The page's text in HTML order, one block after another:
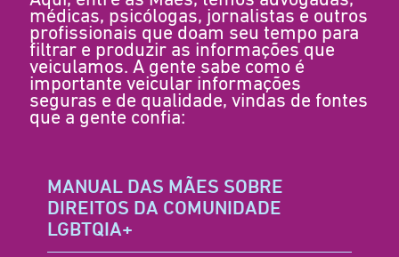
médicas, psicólogas, jornalistas e outros
profissionais que doam seu tempo para
filtrar e produzir as informações que
veiculamos. A gente sabe como é
importante veicular informações
seguras e de qualidade, vindas de fontes
que a gente confia:
MANUAL DAS MÃES SOBRE
DIREITOS DA COMUNIDADE
LGBTQIA+